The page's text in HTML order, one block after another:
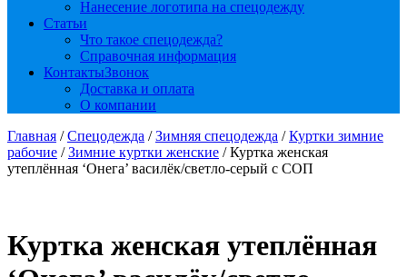
Нанесение логотипа на спецодежду
Статьи
Что такое спецодежда?
Справочная информация
КонтактыЗвонок
Доставка и оплата
О компании
Главная /Спецодежда /Зимняя спецодежда /Куртки зимние
рабочие /Зимние куртки женские / Куртка женская
утеплённая ‘Онега’ василёк/светло-серый с СОП
Куртка женская утеплённая